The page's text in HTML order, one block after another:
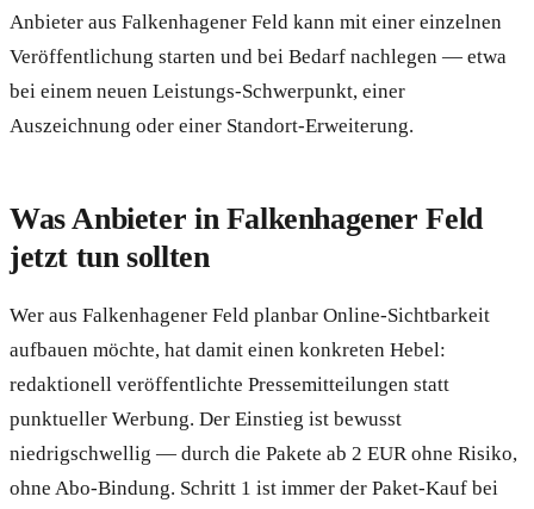
Anbieter aus Falkenhagener Feld kann mit einer einzelnen
Veröffentlichung starten und bei Bedarf nachlegen — etwa
bei einem neuen Leistungs-Schwerpunkt, einer
Auszeichnung oder einer Standort-Erweiterung.
Was Anbieter in Falkenhagener Feld
jetzt tun sollten
Wer aus Falkenhagener Feld planbar Online-Sichtbarkeit
aufbauen möchte, hat damit einen konkreten Hebel:
redaktionell veröffentlichte Pressemitteilungen statt
punktueller Werbung. Der Einstieg ist bewusst
niedrigschwellig — durch die Pakete ab 2 EUR ohne Risiko,
ohne Abo-Bindung. Schritt 1 ist immer der Paket-Kauf bei